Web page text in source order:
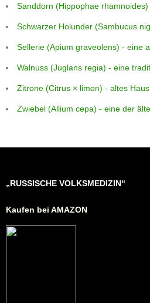
Sanddorn (Hippophae
Schwarzer Holunder (Sambucus
Sellerie (Apium graveolens) - eine
Walnuss (Juglans regia) - eine
Zitrone (Citrus × limon) - altes
Zwiebel (Allium cepa) - eine der
„RUSSISCHE VOLKSMEDIZIN“
Kaufen bei AMAZON